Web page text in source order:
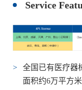
Service
全国已有医疗器
面积约6万平方米